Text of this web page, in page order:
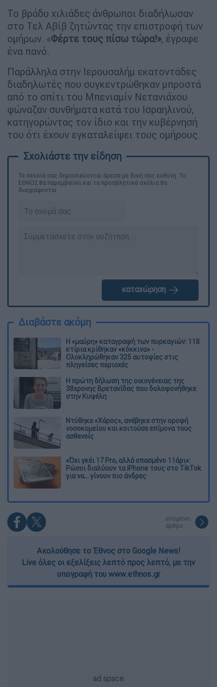
Το βράδυ χιλιάδες άνθρωποι διαδήλωσαν
στο Τελ Αβίβ ζητώντας την επιστροφή των
ομήρων. «Φέρτε τους πίσω τώρα!», έγραφε
ένα πανό.
Παράλληλα στην Ιερουσαλήμ εκατοντάδες
διαδηλωτές που συγκεντρώθηκαν μπροστά
από το σπίτι του Μπενιαμίν Νετανιάχου
φώναζαν συνθήματα κατά του Ισραηλινού,
κατηγορώντας τον ίδιο και την κυβέρνησή
του ότι έχουν εγκαταλείψει τους ομήρους.
Τα σχολιά σας δημοσιεύονται άμεσα με δική σας ευθύνη. Το
ΕΘΝΟΣ θα παρεμβαίνει και τα προσβλητικά σχόλια θα
διαγράφονται
καταχώρηση
Διαβάστε ακόμη
Η «μαύρη» καταγραφή των πυρκαγιών: 118
κτίρια κρίθηκαν «κόκκινα» -
Ολοκληρώθηκαν 325 αυτοψίες στις
πληγείσες περιοχές
Η πρώτη δήλωση της οικογένειας της
38χρονης Βρετανίδας που δολοφονήθηκε
στην Κυψέλη
Ντύθηκε «Χάρος», ανέβηκε στην οροφή
νοσοκομείου και κοιτούσε επίμονα τους
ασθενείς
«Όχι γκέι 17 Pro, αλλά σπασμένο 11άρι»:
Ρώσοι διαλύουν τα iPhone τους στο TikTok
για να... γίνουν πιο άνδρες
επόμενο
άρθρο
Ακολούθησε το Έθνος στο Google News!
Live όλες οι εξελίξεις λεπτό προς λεπτό, με την
υπογραφή του www.ethnos.gr